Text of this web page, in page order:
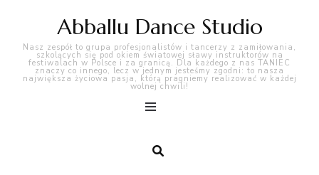
Abballu Dance Studio
Nasz zespół to grupa profesjonalistów i tancerzy z zamiłowania,
szkolących się pod okiem światowej sławy instruktorów na
festiwalach w Polsce i za granicą. Dla każdego z nas TANIEC
znaczy co innego, lecz w jednym jesteśmy zgodni: to nasza
największa życiowa pasja, którą pragniemy realizować w każdej
wolnej chwili!